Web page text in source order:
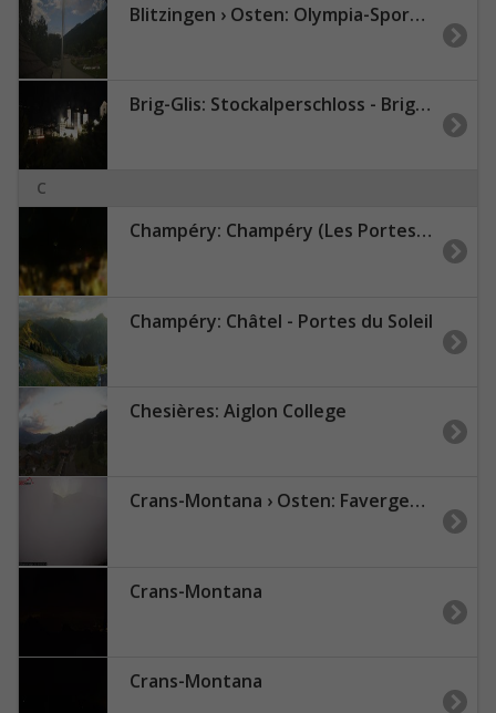
Blitzingen › Osten: Olympia-Sport - Bordstafel
Brig-Glis: Stockalperschloss - Brig Tourismus
C
Champéry: Champéry (Les Portes du Soleil)
Champéry: Châtel - Portes du Soleil
Chesières: Aiglon College
Crans-Montana › Osten: Favergesee
Crans-Montana
Crans-Montana